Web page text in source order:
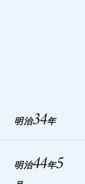
明治34年
明治44年5